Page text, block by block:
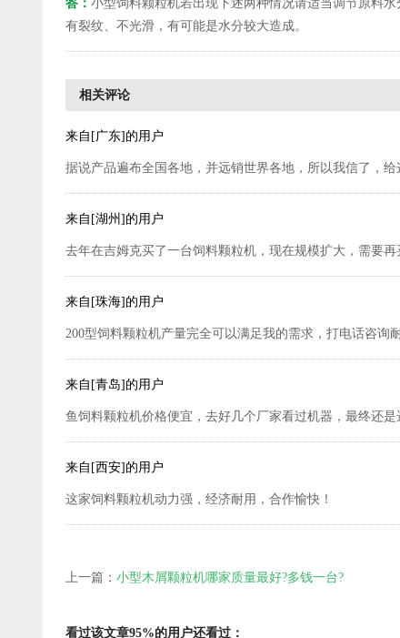
答： 小型饲料颗粒机若出现下述两种情况请适当调节原料
有裂纹、不光滑，有可能是水分较大造成。
相关评论
来自[广东]的用户
据说产品遍布全国各地，并远销世界各地，所以我信了，给
来自[湖州]的用户
去年在吉姆克买了一台饲料颗粒机，现在规模扩大，需要再
来自[珠海]的用户
200型饲料颗粒机产量完全可以满足我的需求，打电话咨询
来自[青岛]的用户
鱼饲料颗粒机价格便宜，去好几个厂家看过机器，最终还是
来自[西安]的用户
这家饲料颗粒机动力强，经济耐用，合作愉快！
上一篇： 小型木屑颗粒机哪家质量最好?多钱一台?
看过该文章95%的用户还看过：